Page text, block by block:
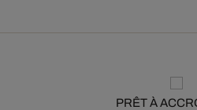
PRÊT À